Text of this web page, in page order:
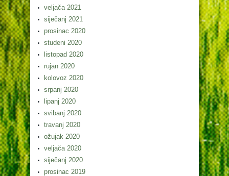
veljača 2021
siječanj 2021
prosinac 2020
studeni 2020
listopad 2020
rujan 2020
kolovoz 2020
srpanj 2020
lipanj 2020
svibanj 2020
travanj 2020
ožujak 2020
veljača 2020
siječanj 2020
prosinac 2019